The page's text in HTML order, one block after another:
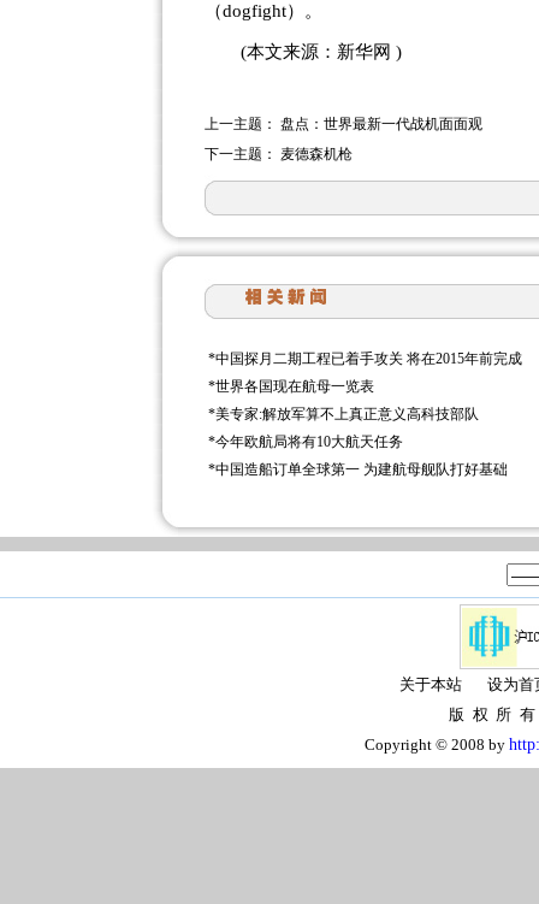
（dogfight）。
(本文来源：新华网 )
上一主题： 盘点：世界最新一代战机面面观
下一主题： 麦德森机枪
*中国探月二期工程已着手攻关 将在2015年前完成
*世界各国现在航母一览表
*美专家:解放军算不上真正意义高科技部队
*今年欧航局将有10大航天任务
*中国造船订单全球第一 为建航母舰队打好基础